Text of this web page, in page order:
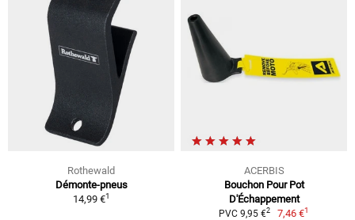
Rothewald
Démonte-pneus
14,99 €1
ACERBIS
Bouchon Pour Pot
D'Échappement
PVC 9,95 €2 7,46 €1